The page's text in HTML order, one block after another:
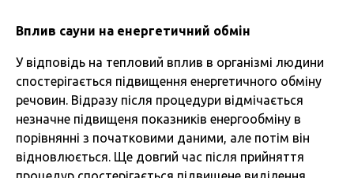
Вплив сауни на енергетичний обмін
У відповідь на тепловий вплив в організмі людини
спостерігається підвищення енергетичного обміну
речовин. Відразу після процедури відмічається
незначне підвищеня показників енергообміну в
порівнянні з початковими даними, але потім він
відновлюється. Ще довгий час після прийняття